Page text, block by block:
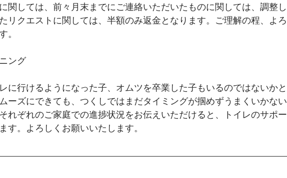
関しては、前々月末までにご連絡いただいたものに関しては、調整し
リクエストに関しては、半額のみ返金となります。ご理解の程、よろ
。
ング
に行けるようになった子、オムツを卒業した子もいるのではないかと
ーズにできても、つくしではまだタイミングが掴めずうまくいかない
れぞれのご家庭での進捗状況をお伝えいただけると、トイレのサポー
す。よろしくお願いいたします。